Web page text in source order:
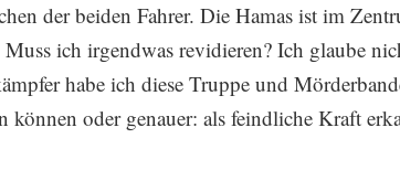
der beiden Fahrer. Die Hamas ist im
ich irgendwas revidieren? Ich glaube
habe ich diese Truppe und
können oder genauer: als feind­liche Kraft